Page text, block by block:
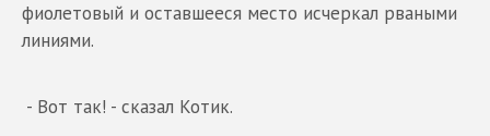
фиолетовый и оставшееся место исчеркал рваными
линиями.
- Вот так! - сказал Котик.